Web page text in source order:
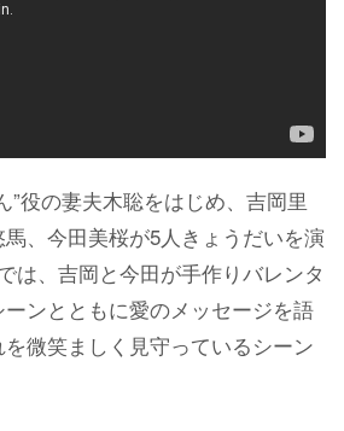
”役の妻夫木聡をはじめ、吉岡里
、今田美桜が5人きょうだいを演
は、吉岡と今田が手作りバレンタ
ンとともに愛のメッセージを語
微笑ましく見守っているシーン